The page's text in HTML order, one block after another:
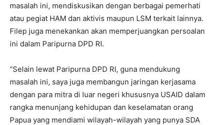
masalah ini, mendiskusikan dengan berbagai pemerhati
atau pegiat HAM dan aktivis maupun LSM terkait lainnya.
Filep juga menekankan akan memperjuangkan persoalan
ini dalam Paripurna DPD RI.
“Selain lewat Paripurna DPD RI, guna mendukung
masalah ini, saya juga membangun jaringan kerjasama
dengan para mitra di luar negeri khususnya USAID dalam
rangka menunjang kehidupan dan keselamatan orang
Papua yang mendiami wilayah-wilayah yang punya SDA